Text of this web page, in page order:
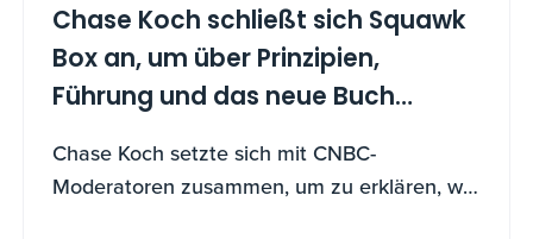
Chase Koch schließt sich Squawk
Box an, um über Prinzipien,
Führung und das neue Buch
"Becoming a Principle-Driven
Leader" zu sprechen
Chase Koch setzte sich mit CNBC-
Moderatoren zusammen, um zu erklären, wie